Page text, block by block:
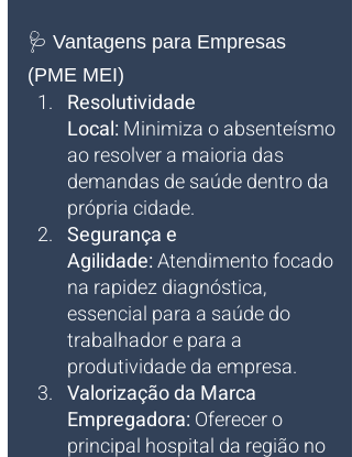
🩺 Vantagens para Empresas
(PME MEI)
Resolutividade
Local: Minimiza o absenteísmo
ao resolver a maioria das
demandas de saúde dentro da
própria cidade.
Segurança e
Agilidade: Atendimento focado
na rapidez diagnóstica,
essencial para a saúde do
trabalhador e para a
produtividade da empresa.
Valorização da Marca
Empregadora: Oferecer o
principal hospital da região no